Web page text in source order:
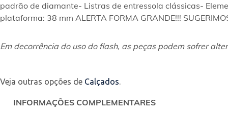
padrão de diamante- Listras de entressola clássicas-
plataforma: 38 mm ALERTA FORMA GRANDE!!!
Em decorrência do uso do flash, as peças podem sofrer
Veja outras opções de Calçados.
INFORMAÇÕES COMPLEMENTARES